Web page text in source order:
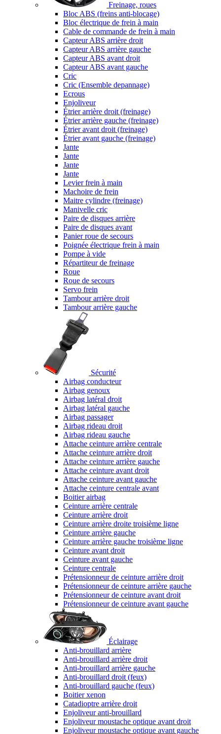
Freinage, roues
Bloc ABS (freins anti-blocage)
Bloc électrique de frein à main
Cable de commande de frein à main
Capteur ABS arrière droit
Capteur ABS arrière gauche
Capteur ABS avant droit
Capteur ABS avant gauche
Cric
Cric (Ensemble depannage)
Ecrous
Enjoliveur
Étrier arrière droit (freinage)
Étrier arrière gauche (freinage)
Étrier avant droit (freinage)
Étrier avant gauche (freinage)
Jante
Jante
Jante
Jante
Levier frein à main
Machoire de frein
Maitre cylindre (freinage)
Manivelle cric
Paire de disques arrière
Paire de disques avant
Panier roue de secours
Poignée électrique frein à main
Pompe à vide
Répartiteur de freinage
Roue
Roue de secours
Servo frein
Tambour arrière droit
Tambour arrière gauche
Sécurité
Airbag conducteur
Airbag genoux
Airbag latéral droit
Airbag latéral gauche
Airbag passager
Airbag rideau droit
Airbag rideau gauche
Attache ceinture arrière centrale
Attache ceinture arrière droit
Attache ceinture arrière gauche
Attache ceinture avant droit
Attache ceinture avant gauche
Attache ceinture centrale avant
Boitier airbag
Ceinture arrière centrale
Ceinture arrière droit
Ceinture arrière droite troisième ligne
Ceinture arrière gauche
Ceinture arrière gauche troisième ligne
Ceinture avant droit
Ceinture avant gauche
Ceinture centrale
Prétensionneur de ceinture arrière droit
Prétensionneur de ceinture arrière gauche
Prétensionneur de ceinture avant droit
Prétensionneur de ceinture avant gauche
Éclairage
Anti-brouillard arrière
Anti-brouillard arrière droit
Anti-brouillard arrière gauche
Anti-brouillard droit (feux)
Anti-brouillard gauche (feux)
Boitier xenon
Catadioptre arrière droit
Enjoliveur anti-brouillard
Enjoliveur moustache optique avant droit
Enjoliveur moustache optique avant gauche